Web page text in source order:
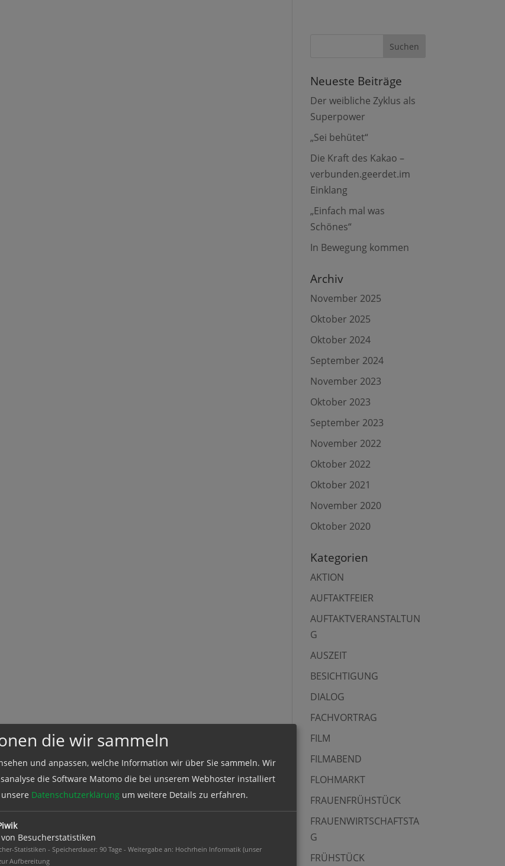
Neueste Beiträge
Der weibliche Zyklus als
Superpower
„Sei behütet“
Die Kraft des Kakao –
verbunden.geerdet.im
Einklang
„Einfach mal was
Schönes“
In Bewegung kommen
Archiv
November 2025
Oktober 2025
Oktober 2024
September 2024
November 2023
Oktober 2023
September 2023
November 2022
Oktober 2022
Oktober 2021
November 2020
Oktober 2020
Kategorien
AKTION
AUFTAKTFEIER
AUFTAKTVERANSTALTUN
G
AUSZEIT
BESICHTIGUNG
DIALOG
FACHVORTRAG
FILM
FILMABEND
FLOHMARKT
FRAUENFRÜHSTÜCK
FRAUENWIRTSCHAFTSTA
G
FRÜHSTÜCK
die wir sammeln
und anpassen, welche Information wir über Sie sammeln. Wir
die Software Matomo die bei unserem Webhoster installiert
Datenschutzerklärung um weitere Details zu erfahren.
Besucherstatistiken
Statistiken - Speicherdauer: 90 Tage - Weitergabe an: Hochrhein Informatik (unser
Aufbereitung